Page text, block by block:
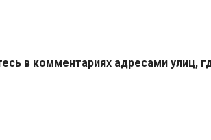
в комментариях адресами улиц,